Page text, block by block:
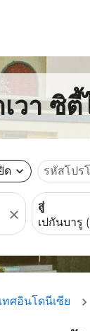
วา ซิ
ด expand_more รหัสโปร
close
สู่
ทศอินโดนีเซีย